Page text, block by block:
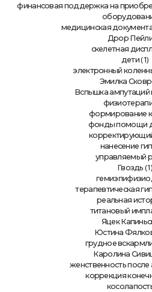
финансовая поддержка на
медицинская
Дрор
скелетная
дети (1)
электронный
Эмилка
Вспышка ампутаций
формирование
фонды помощи
нанесение
управляемый
Гвоздь (1)
терапевтическая
реальная
титановый
Яцек
Юстина
грудное
Каролина
женственность после
коррекция